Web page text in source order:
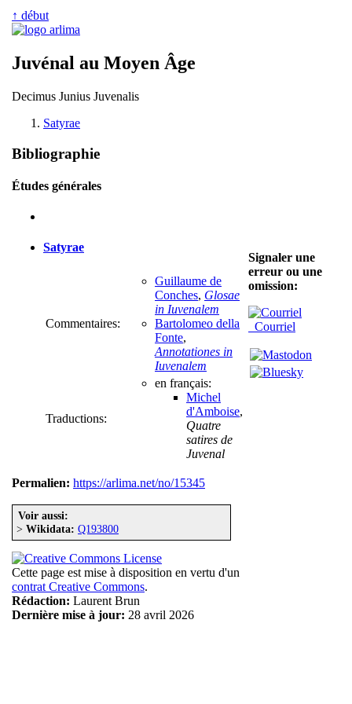
↑ début
Juvénal au Moyen Âge
Decimus Junius Juvenalis
Satyrae
Bibliographie
Études générales
Satyrae
Commentaires:
Guillaume de
Conches, Glosae
in Iuvenalem
Bartolomeo della
Fonte,
Annotationes in
Iuvenalem
Traductions:
en français:
Michel
d'Amboise,
Quatre
satires de
Juvenal
Permalien: https://arlima.net/no/15345
Voir aussi:
> Wikidata: Q193800
Cette page est mise à disposition en vertu d'un
contrat Creative Commons.
Rédaction: Laurent Brun
Dernière mise à jour: 28 avril 2026
Signaler une
erreur ou une
omission:
Courriel